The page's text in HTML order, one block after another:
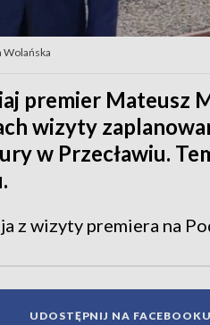
Wolańska
premier Mateusz
wizyty
w Przecławiu.
z wizyty premiera na
UDOSTĘPNIJ NA FACEBOOKU